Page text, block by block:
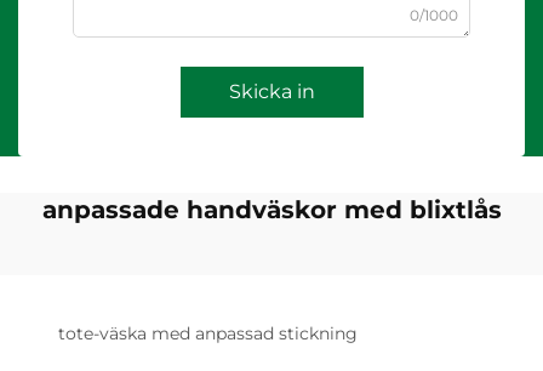
0/1000
Skicka in
anpassade handväskor med blixtlås
tote-väska med anpassad stickning